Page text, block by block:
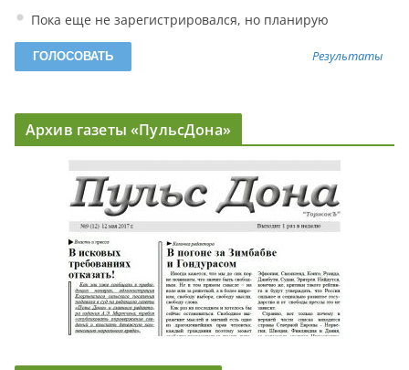
Пока еще не зарегистрировался, но планирую
Результаты
Архив газеты «ПульсДона»